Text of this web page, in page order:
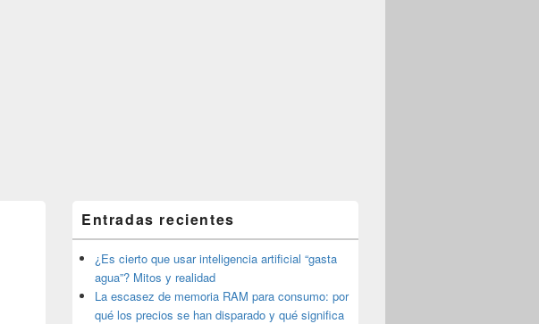
área
de
widget
barra
lateral
primaria
Entradas recientes
¿Es cierto que usar inteligencia artificial “gasta
agua”? Mitos y realidad
La escasez de memoria RAM para consumo: por
qué los precios se han disparado y qué significa